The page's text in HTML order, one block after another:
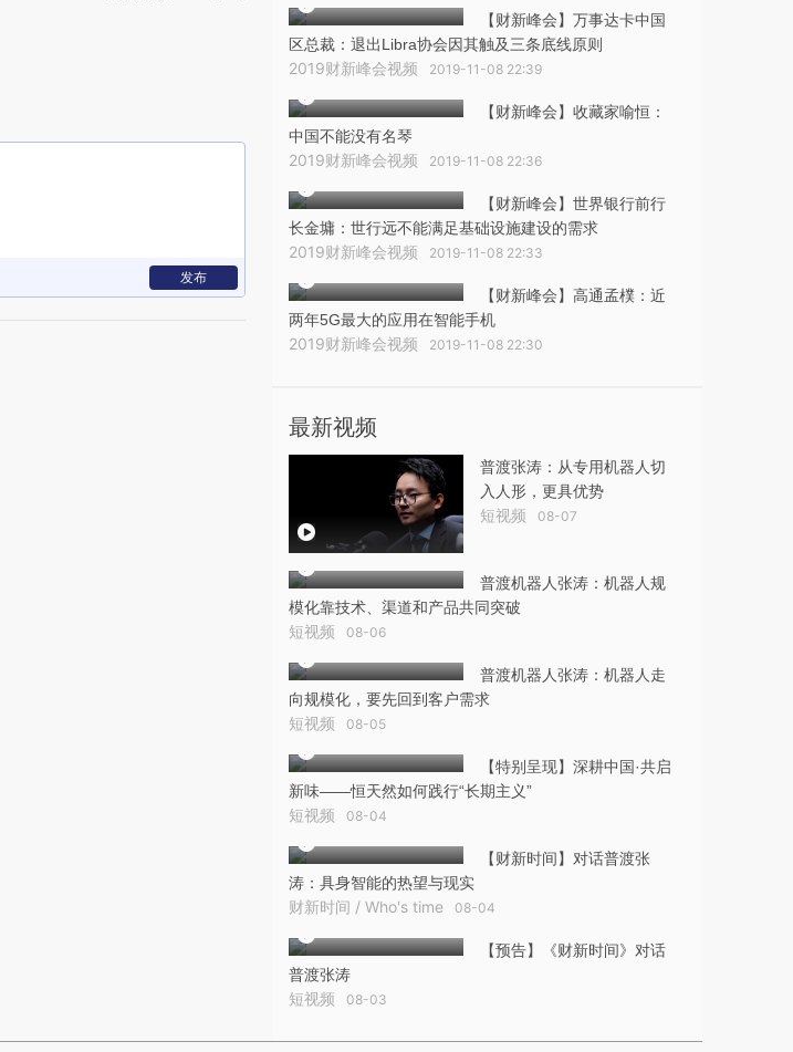
发布
【财新峰会】万事达卡中国
区总裁：退出Libra协会因其触及三条底线原则
2019财新峰会视频 2019-11-08 22:39
【财新峰会】收藏家喻恒：
中国不能没有名琴
2019财新峰会视频 2019-11-08 22:36
【财新峰会】世界银行前行
长金墉：世行远不能满足基础设施建设的需求
2019财新峰会视频 2019-11-08 22:33
【财新峰会】高通孟樸：近
两年5G最大的应用在智能手机
2019财新峰会视频 2019-11-08 22:30
最新视频
普渡张涛：从专用机器人切
入人形，更具优势
短视频 08-07
普渡机器人张涛：机器人规
模化靠技术、渠道和产品共同突破
短视频 08-06
普渡机器人张涛：机器人走
向规模化，要先回到客户需求
短视频 08-05
【特别呈现】深耕中国·共启
新味——恒天然如何践行“长期主义”
短视频 08-04
【财新时间】对话普渡张
涛：具身智能的热望与现实
财新时间 / Who's time 08-04
【预告】《财新时间》对话
普渡张涛
短视频 08-03